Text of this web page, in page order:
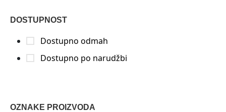
DOSTUPNOST
Dostupno odmah
Dostupno po narudžbi
OZNAKE PROIZVODA